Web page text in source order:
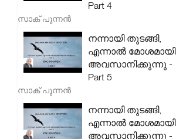
Part 4
സാക് പുന്നൻ
നന്നായി തുടങ്ങി,
എന്നാൽ മോശമായി
അവസാനിക്കുന്നു -
Part 5
സാക് പുന്നൻ
നന്നായി തുടങ്ങി,
എന്നാൽ മോശമായി
അവസാനിക്കുന്നു -